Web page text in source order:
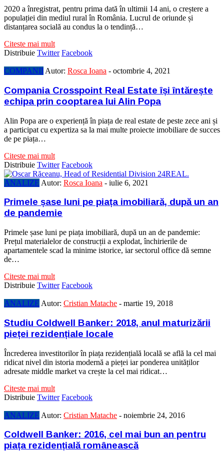
2020 a înregistrat, pentru prima dată în ultimii 14 ani, o creștere a
populației din mediul rural în România. Lucrul de oriunde și
distanțarea socială au condus la o tendință…
Citeste mai mult
Distribuie Twitter Facebook
COMPANII Autor: Rosca Ioana - octombrie 4, 2021
Compania Crosspoint Real Estate își întărește
echipa prin cooptarea lui Alin Popa
Alin Popa are o experiență în piața de real estate de peste zece ani și
a participat cu expertiza sa la mai multe proiecte imobiliare de succes
de pe piața…
Citeste mai mult
Distribuie Twitter Facebook
ANALIZE Autor: Rosca Ioana - iulie 6, 2021
Primele șase luni pe piața imobiliară, după un an
de pandemie
Primele șase luni pe piața imobiliară, după un an de pandemie:
Prețul materialelor de construcții a explodat, închirierile de
apartamentele scad la minime istorice, iar sectorul office dă semne
de…
Citeste mai mult
Distribuie Twitter Facebook
ANALIZE Autor: Cristian Matache - martie 19, 2018
Studiu Coldwell Banker: 2018, anul maturizării
pieței rezidențiale locale
Încrederea investitorilor în piața rezidențială locală se află la cel mai
ridicat nivel din istoria modernă a pieței iar ponderea unităților
adresate middle market va crește la cel mai ridicat…
Citeste mai mult
Distribuie Twitter Facebook
ANALIZE Autor: Cristian Matache - noiembrie 24, 2016
Coldwell Banker: 2016, cel mai bun an pentru
piața rezidențială românească